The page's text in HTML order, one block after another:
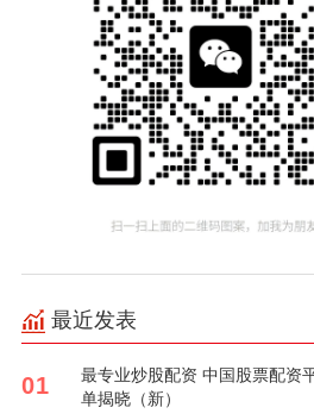
最近发表
01
最专业炒股配资 中国股票配资
单揭晓（新）